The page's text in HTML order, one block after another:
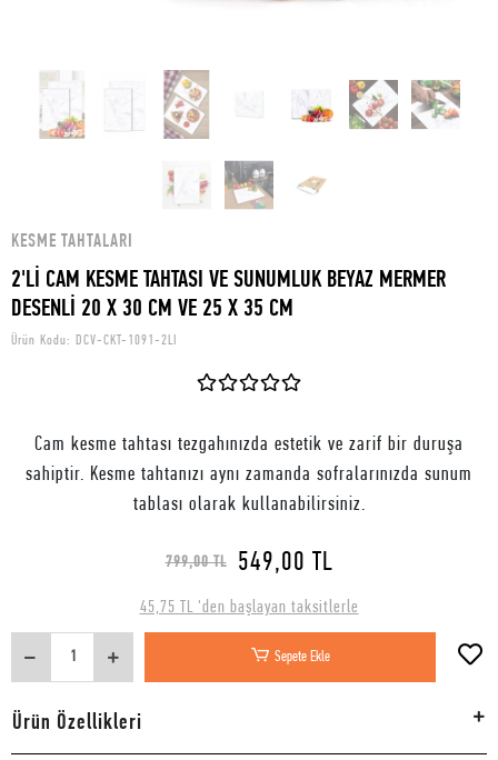
KESME TAHTALARI
2'Lİ CAM KESME TAHTASI VE SUNUMLUK BEYAZ MERMER
DESENLİ 20 X 30 CM VE 25 X 35 CM
Ürün Kodu: DCV-CKT-1091-2LI
Cam kesme tahtası tezgahınızda estetik ve zarif bir duruşa
sahiptir. Kesme tahtanızı aynı zamanda sofralarınızda sunum
tablası olarak kullanabilirsiniz.
799,00 TL 549,00 TL
45,75 TL 'den başlayan taksitlerle
Sepete Ekle
Ürün Özellikleri